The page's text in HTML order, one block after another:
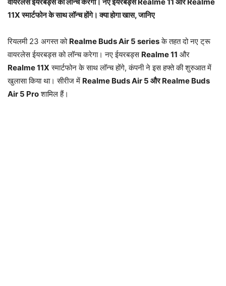
11X स्मार्टफोन के साथ लॉन्च होंगे। क्या होगा खास, जानिए
रियलमी 23 अगस्त को Realme Buds Air 5 seriesके तहत दो नए ट्रू
वायरलेस ईयरबड्स को लॉन्च करेगा। नए ईयरबड्स Realme 11 और
Realme 11X स्मार्टफोन के साथ लॉन्च होंगे, कंपनी ने इस हफ्ते की शुरुआत में
खुलासा किया था। सीरीज में Realme Buds Air 5 और Realme Buds
Air 5 Proशामिल हैं।